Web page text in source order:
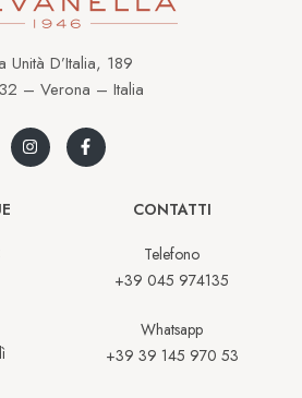
Unità D’Italia, 189
– Verona – Italia
CONTATTI
Telefono
+39 045 974135
Whatsapp
+39 39 145 970 53